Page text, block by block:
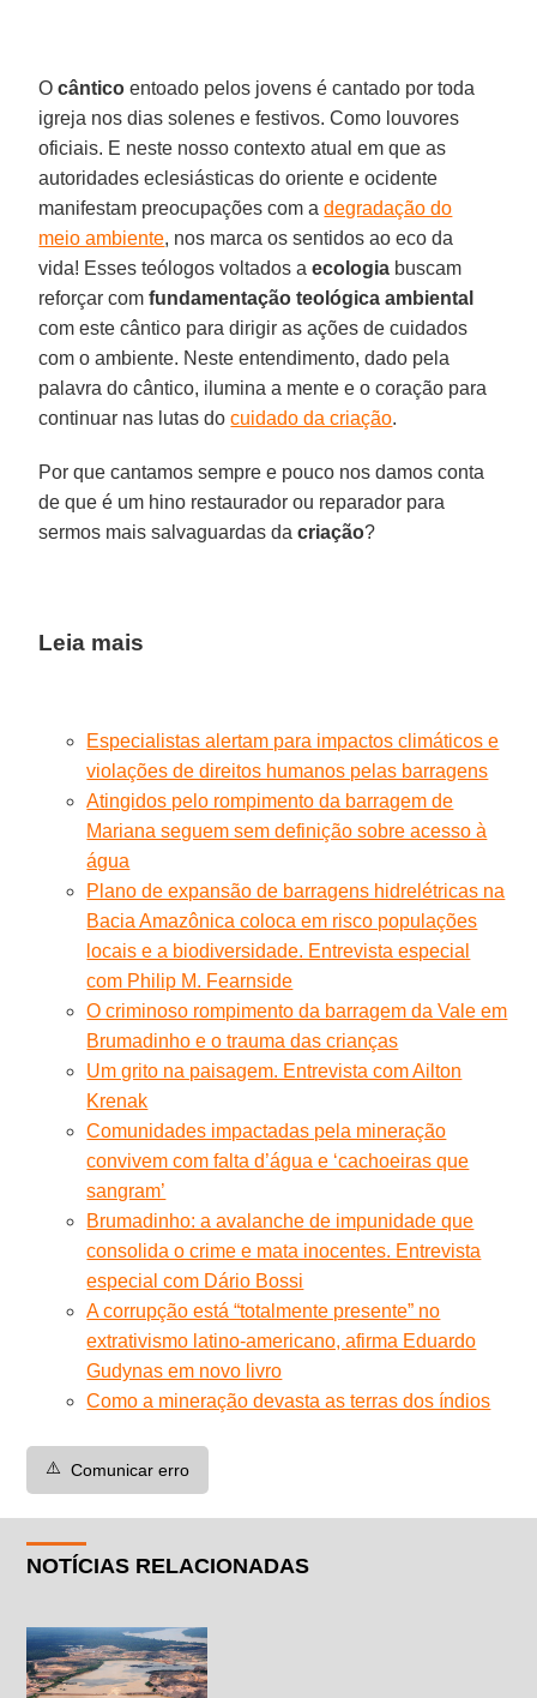
Ocântico entoado pelos jovens é cantado por toda
igreja nos dias solenes e festivos. Como louvores
oficiais. E neste nosso contexto atual em que as
autoridades eclesiásticas do oriente e ocidente
manifestam preocupações com adegradação do
meio ambiente, nos marca os sentidos ao eco da
vida! Esses teólogos voltados aecologia buscam
reforçar comfundamentação teológica ambiental
com este cântico para dirigir as ações de cuidados
com o ambiente. Neste entendimento, dado pela
palavra do cântico, ilumina a mente e o coração para
continuar nas lutas docuidado da criação.
Por que cantamos sempre e pouco nos damos conta
de que é um hino restaurador ou reparador para
sermos mais salvaguardas dacriação?
Leia mais
Especialistas alertam para impactos climáticos e
violações de direitos humanos pelas barragens
Atingidos pelo rompimento da barragem de
Mariana seguem sem definição sobre acesso à
água
Plano de expansão de barragens hidrelétricas na
Bacia Amazônica coloca em risco populações
locais e a biodiversidade. Entrevista especial
com Philip M. Fearnside
O criminoso rompimento da barragem da Vale em
Brumadinho e o trauma das crianças
Um grito na paisagem. Entrevista com Ailton
Krenak
Comunidades impactadas pela mineração
convivem com falta d’água e ‘cachoeiras que
sangram’
Brumadinho: a avalanche de impunidade que
consolida o crime e mata inocentes. Entrevista
especial com Dário Bossi
A corrupção está “totalmente presente” no
extrativismo latino-americano, afirma Eduardo
Gudynas em novo livro
Como a mineração devasta as terras dos índios
⚠️ Comunicar erro
NOTÍCIAS RELACIONADAS